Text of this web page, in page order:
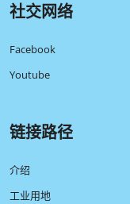
社交网络
Facebook
Youtube
链接路径
介绍
工业用地